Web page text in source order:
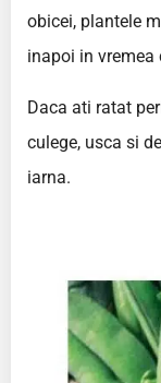
obicei, plantele
inapoi in vremea
Daca ati ratat
culege, usca si
iarna.